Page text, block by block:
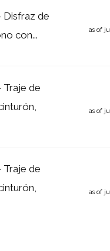
Disfraz de
con...
as of
de
as of
de
as of